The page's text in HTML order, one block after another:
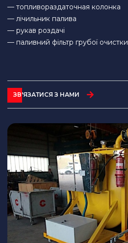
— топливораздаточная колонка
— лічильник палива
— рукав роздачі
— паливний фільтр грубої очистки
ЗВ'ЯЗАТИСЯ З НАМИ